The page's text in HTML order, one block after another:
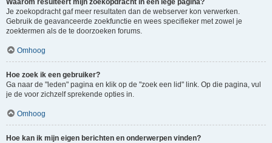
Waarom resulteert mijn zoekopdracht in een lege pagina?
Je zoekopdracht gaf meer resultaten dan de webserver kon verwerken.
Gebruik de geavanceerde zoekfunctie en wees specifieker met zowel je
zoektermen als de te doorzoeken forums.
Omhoog
Hoe zoek ik een gebruiker?
Ga naar de "leden" pagina en klik op de "zoek een lid" link. Op die pagina, vul
je de voor zichzelf sprekende opties in.
Omhoog
Hoe kan ik mijn eigen berichten en onderwerpen vinden?